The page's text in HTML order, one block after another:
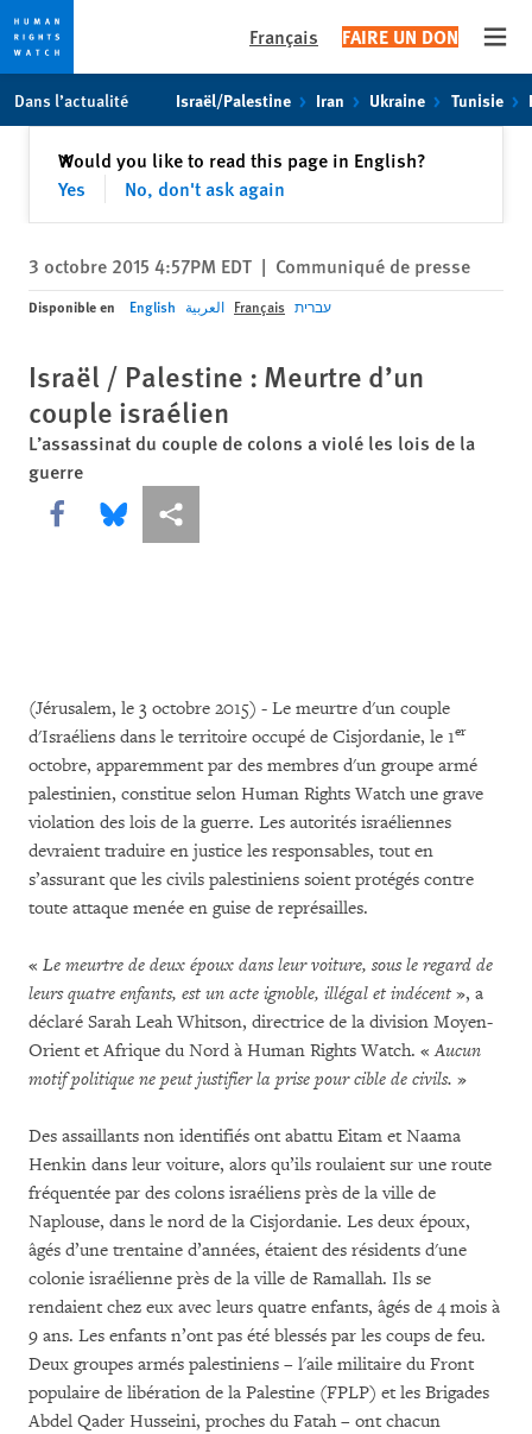
toto
content
Français FAIRE UN DON
Dans l’actualité Israël/Palestine Iran Ukraine Tunisie
Would you like to read this page in English?
Yes
No, don't ask again
✕Fermer
3 octobre 2015 4:57PM EDT | Communiqué de presse
Disponible en English العربية Français עברית
Israël / Palestine : Meurtre d’un
couple israélien
L’assassinat du couple de colons a violé les lois de la
guerre
Share this via Facebook
Share this via Bluesky
Share this via Partagez
(Jérusalem, le 3 octobre 2015) - Le meurtre d'un couple
d'Israéliens dans le territoire occupé de Cisjordanie, le 1er
octobre, apparemment par des membres d'un groupe armé
palestinien, constitue selon Human Rights Watch une grave
violation des lois de la guerre. Les autorités israéliennes
devraient traduire en justice les responsables, tout en
s’assurant que les civils palestiniens soient protégés contre
toute attaque menée en guise de représailles.
« Le meurtre de deux époux dans leur voiture, sous le regard de
leurs quatre enfants, est un acte ignoble, illégal et indécent », a
déclaré Sarah Leah Whitson, directrice de la division Moyen-
Orient et Afrique du Nord à Human Rights Watch. «Aucun
motif politique ne peut justifier la prise pour cible de civils. »
Des assaillants non identifiés ont abattu Eitam et Naama
Henkin dans leur voiture, alors qu’ils roulaient sur une route
fréquentée par des colons israéliens près de la ville de
Naplouse, dans le nord de la Cisjordanie. Les deux époux,
âgés d’une trentaine d’années, étaient des résidents d'une
colonie israélienne près de la ville de Ramallah. Ils se
rendaient chez eux avec leurs quatre enfants, âgés de 4 mois à
9 ans. Les enfants n’ont pas été blessés par les coups de feu.
Deux groupes armés palestiniens – l'aile militaire du Front
populaire de libération de la Palestine (FPLP) et les Brigades
Abdel Qader Husseini, proches du Fatah – ont chacun